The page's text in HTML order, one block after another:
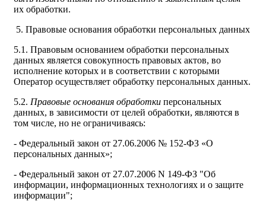
их обработки.
5. Правовые основания обработки персональных данных
5.1. Правовым основанием обработки персональных
данных является совокупность правовых актов, во
исполнение которых и в соответствии с которыми
Оператор осуществляет обработку персональных данных.
5.2. Правовые основания обработки персональных
данных, в зависимости от целей обработки, являются в
том числе, но не ограничиваясь:
- Федеральный закон от 27.06.2006 № 152-ФЗ «О
персональных данных»;
- Федеральный закон от 27.07.2006 N 149-ФЗ "Об
информации, информационных технологиях и о защите
информации";